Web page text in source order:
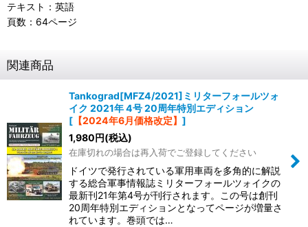
テキスト：英語
頁数：64ページ
関連商品
Tankograd[MFZ4/2021]ミリターフォールツォ
イク 2021年 4号 20周年特別エディション
[ 【2024年6月価格改定】 ]
1,980円(税込)
在庫切れの場合は再入荷でご登録してください
ドイツで発行されている軍用車両を多角的に解説
する総合軍事情報誌ミリターフォールツォイクの
最新刊21年第4号が刊行されます。この号は創刊
20周年特別エディションとなってページが増量さ
れています。巻頭では…